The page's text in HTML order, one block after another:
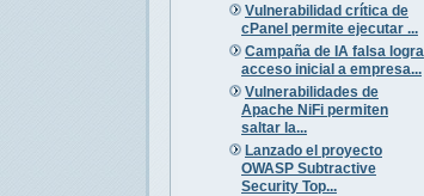
Vulnerabilidad crítica de
cPanel permite ejecutar ...
Campaña de IA falsa logra
acceso inicial a empresa...
Vulnerabilidades de
Apache NiFi permiten
saltar la...
Lanzado el proyecto
OWASP Subtractive
Security Top...